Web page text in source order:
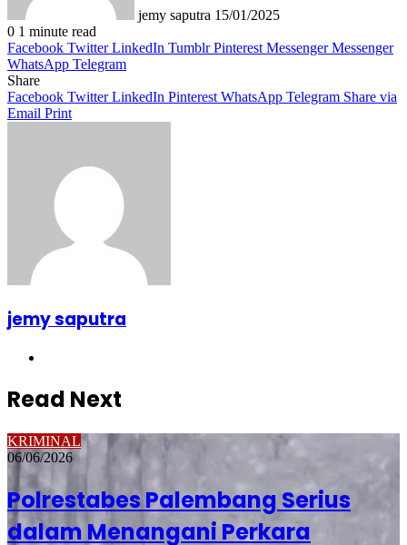
jemy saputra 15/01/2025
0 1 minute read
Facebook Twitter LinkedIn Tumblr Pinterest Messenger Messenger
WhatsApp Telegram
Share
Facebook Twitter LinkedIn Pinterest WhatsApp Telegram Share via
Email Print
jemy saputra
Read Next
KRIMINAL
06/06/2026
Polrestabes Palembang Serius
dalam Menangani Perkara